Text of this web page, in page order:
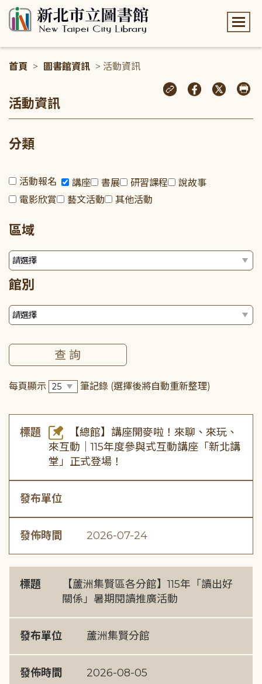
首頁 > 圖書館資訊 > 活動資訊
活動資訊
分類
活動報名 講座 書展 研習課程
說故事
電影欣賞
藝文活動 其他活動
區域
館別
每頁顯示 筆記錄 (選擇後將自動重新整理)
標題
【總館】講座開麥啦！來聊、來玩、
來互動｜115年度參與式互動講座「新北講
堂」正式登場！
發布單位
發佈時間 2026-07-24
標題
【蘆洲集賢區各分館】115年「讀出好
關係」暑期閱讀推廣活動
發布單位 蘆洲集賢分館
發佈時間 2026-08-05